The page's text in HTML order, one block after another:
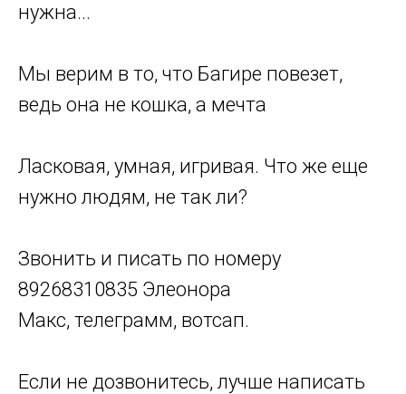
нужна...
Мы верим в то, что Багире повезет,
ведь она не кошка, а мечта
Ласковая, умная, игривая. Что же еще
нужно людям, не так ли?
Звонить и писать по номеру
89268310835 Элеонора
Макс, телеграмм, вотсап.
Если не дозвонитесь, лучше написать